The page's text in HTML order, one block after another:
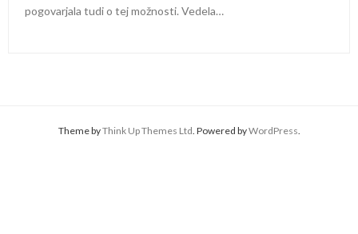
pogovarjala tudi o tej možnosti. Vedela…
Theme byThink Up Themes Ltd. Powered byWordPress.